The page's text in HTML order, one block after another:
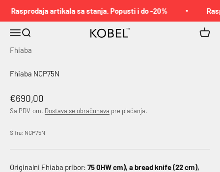
Rasprodaja artikala sa stanja. Popusti i do -20%
MeniPretraga KOBEL™
Korpa
Fhiaba
Fhiaba NCP75N
Akcijska cena
€690,00
Sa PDV-om. Dostava se obračunava pre plaćanja.
Šifra: NCP75N
Originalni Fhiaba pribor: 75 0HW cm), a bread knife (22 cm),